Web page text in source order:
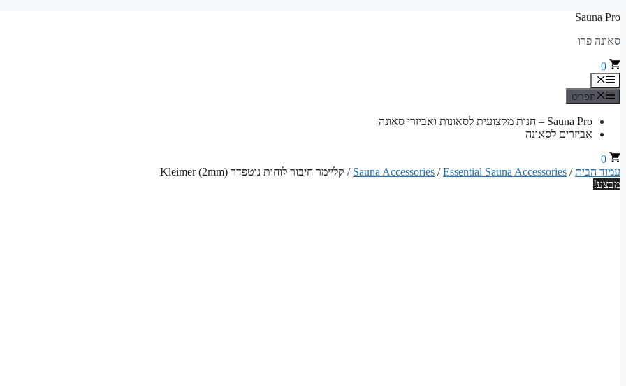
לדלג
Sauna Pro
סאונה פרו
0
תפריט
תפריט
Sauna Pro – חנות מקצועית לסאונות ואביזרי סאונה
אביזרים לסאונה
0
עמוד הבית/
Sauna Accessories /Essential Sauna Accessories
/ קליימר חיבור לוחות נוטפדר Kleimer (2mm)
מבצע!